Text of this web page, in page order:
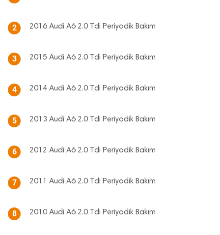
2 2016 Audi A6 2.0 Tdi Periyodik Bakım
3 2015 Audi A6 2.0 Tdi Periyodik Bakım
4 2014 Audi A6 2.0 Tdi Periyodik Bakım
5 2013 Audi A6 2.0 Tdi Periyodik Bakım
6 2012 Audi A6 2.0 Tdi Periyodik Bakım
7 2011 Audi A6 2.0 Tdi Periyodik Bakım
8 2010 Audi A6 2.0 Tdi Periyodik Bakım